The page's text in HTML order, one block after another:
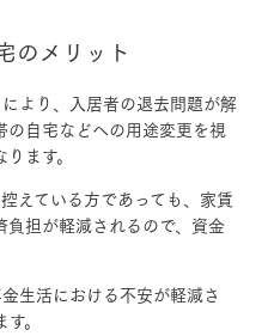
のメリット
より、入居者の退去問題が解
の自宅などへの用途変更を視
ます。
えている方であっても、家賃
担が軽減されるので、資金
生活における不安が軽減さ
。